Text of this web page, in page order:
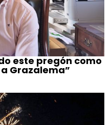
este pregón como
Grazalema”